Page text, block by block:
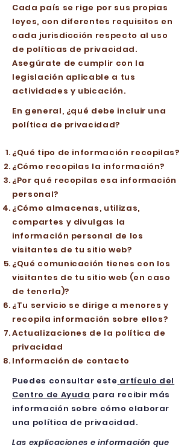
Cada país se rige por sus propias
leyes, con diferentes requisitos en
cada jurisdicción respecto al uso
de políticas de privacidad.
Asegúrate de cumplir con la
legislación aplicable a tus
actividades y ubicación.
En general, ¿qué debe incluir una
política de privacidad?
¿Qué tipo de información recopilas?
¿Cómo recopilas la información?
¿Por qué recopilas esa información
personal?
¿Cómo almacenas, utilizas,
compartes y divulgas la
información personal de los
visitantes de tu sitio web?
¿Qué comunicación tienes con los
visitantes de tu sitio web (en caso
de tenerla)?
¿Tu servicio se dirige a menores y
recopila información sobre ellos?
Actualizaciones de la política de
privacidad
Información de contacto
Puedes consultar este artículo del
Centro de Ayuda para recibir más
información sobre cómo elaborar
una política de privacidad.
Las explicaciones e información que